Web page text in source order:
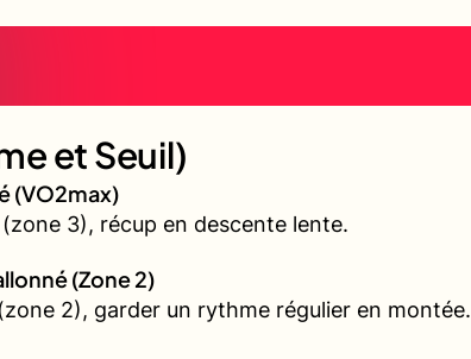
et Seuil)
(VO2max)
3), récup en descente lente.
(Zone 2)
2), garder un rythme régulier en montée.